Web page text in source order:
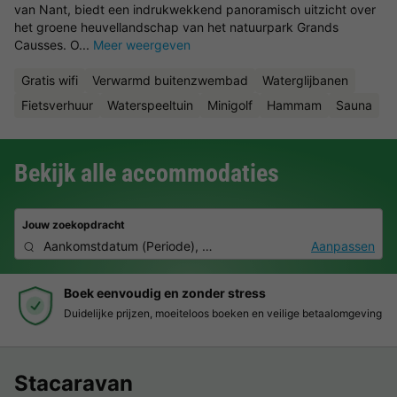
van Nant, biedt een indrukwekkend panoramisch uitzicht over
het groene heuvellandschap van het natuurpark Grands
Causses. O... Meer weergeven
Gratis wifi Verwarmd buitenzwembad
Waterglijbanen
Fietsverhuur
Waterspeeltuin Minigolf Hammam Sauna
Bekijk alle accommodaties
Jouw zoekopdracht
Aankomstdatum (Periode), 2 deelnemers, 0 huisdierAanpassen
Boek eenvoudig en zonder stress
Duidelijke prijzen, moeiteloos boeken en veilige betaalomgeving
Stacaravan